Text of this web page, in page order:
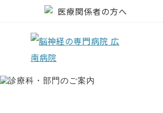
医療関係者の方へ